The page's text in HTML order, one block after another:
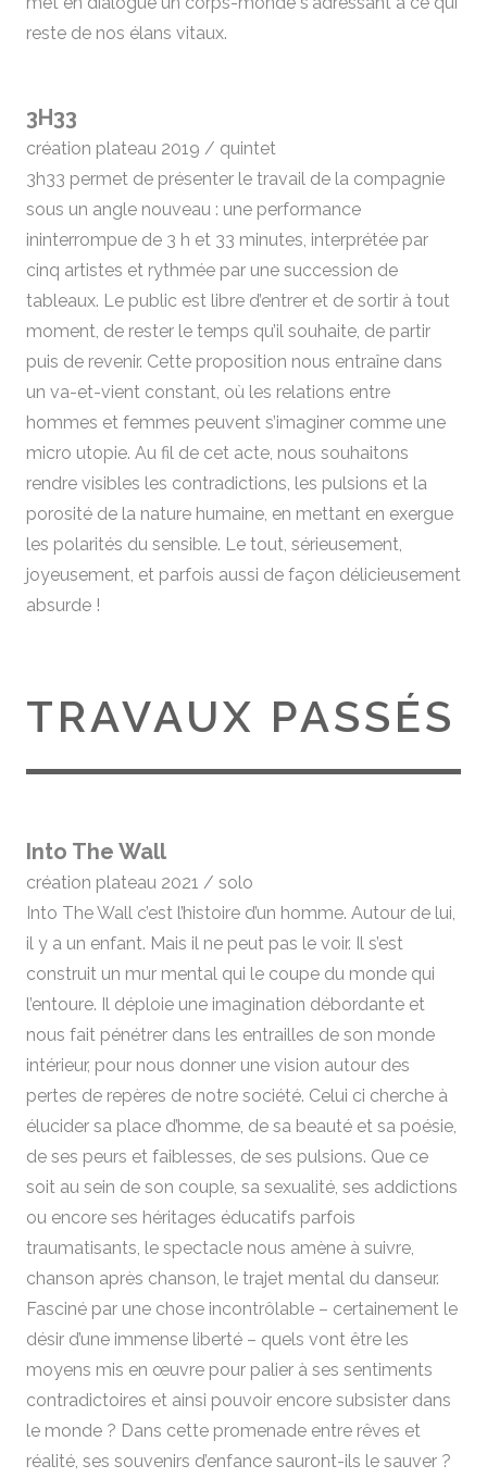
reste de nos élans vitaux.
3H33
création plateau 2019 / quintet
3h33 permet de présenter le travail de la compagnie
sous un angle nouveau : une performance
ininterrompue de 3 h et 33 minutes, interprétée par
cinq artistes et rythmée par une succession de
tableaux. Le public est libre d’entrer et de sortir à tout
moment, de rester le temps qu’il souhaite, de partir
puis de revenir. Cette proposition nous entraîne dans
un va-et-vient constant, où les relations entre
hommes et femmes peuvent s’imaginer comme une
micro utopie. Au fil de cet acte, nous souhaitons
rendre visibles les contradictions, les pulsions et la
porosité de la nature humaine, en mettant en exergue
les polarités du sensible. Le tout, sérieusement,
joyeusement, et parfois aussi de façon délicieusement
absurde !
TRAVAUX PASSÉS
Into The Wall
création plateau 2021 / solo
Into The Wall c’est l’histoire d’un homme. Autour de lui,
il y a un enfant. Mais il ne peut pas le voir. Il s’est
construit un mur mental qui le coupe du monde qui
l’entoure. Il déploie une imagination débordante et
nous fait pénétrer dans les entrailles de son monde
intérieur, pour nous donner une vision autour des
pertes de repères de notre société. Celui ci cherche à
élucider sa place d’homme, de sa beauté et sa poésie,
de ses peurs et faiblesses, de ses pulsions. Que ce
soit au sein de son couple, sa sexualité, ses addictions
ou encore ses héritages éducatifs parfois
traumatisants, le spectacle nous amène à suivre,
chanson après chanson, le trajet mental du danseur.
Fasciné par une chose incontrôlable – certainement le
désir d’une immense liberté – quels vont être les
moyens mis en œuvre pour palier à ses sentiments
contradictoires et ainsi pouvoir encore subsister dans
le monde ? Dans cette promenade entre rêves et
réalité, ses souvenirs d’enfance sauront-ils le sauver ?